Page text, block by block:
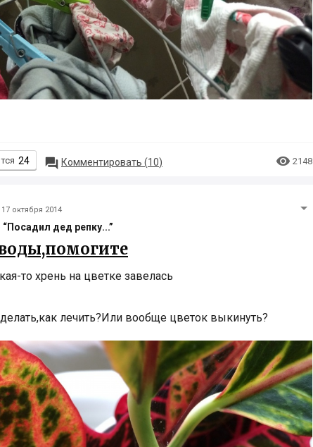
24  Комментировать (10)  2148
17 октября 2014
“Посадил дед репку...”
то хрень на цветке завелась
лечить?Или вообще цветок выкинуть?